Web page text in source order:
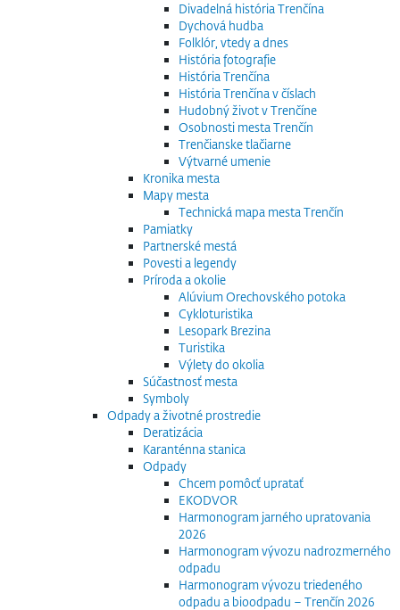
Divadelná história Trenčína
Dychová hudba
Folklór, vtedy a dnes
História fotografie
História Trenčína
História Trenčína v číslach
Hudobný život v Trenčíne
Osobnosti mesta Trenčín
Trenčianske tlačiarne
Výtvarné umenie
Kronika mesta
Mapy mesta
Technická mapa mesta Trenčín
Pamiatky
Partnerské mestá
Povesti a legendy
Príroda a okolie
Alúvium Orechovského potoka
Cykloturistika
Lesopark Brezina
Turistika
Výlety do okolia
Súčastnosť mesta
Symboly
Odpady a životné prostredie
Deratizácia
Karanténna stanica
Odpady
Chcem pomôcť upratať
EKODVOR
Harmonogram jarného upratovania
2026
Harmonogram vývozu nadrozmerného
odpadu
Harmonogram vývozu triedeného
odpadu a bioodpadu – Trenčín 2026